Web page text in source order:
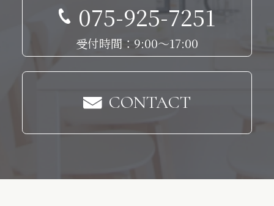
075-925-7251
受付時間：9:00～17:00
CONTACT